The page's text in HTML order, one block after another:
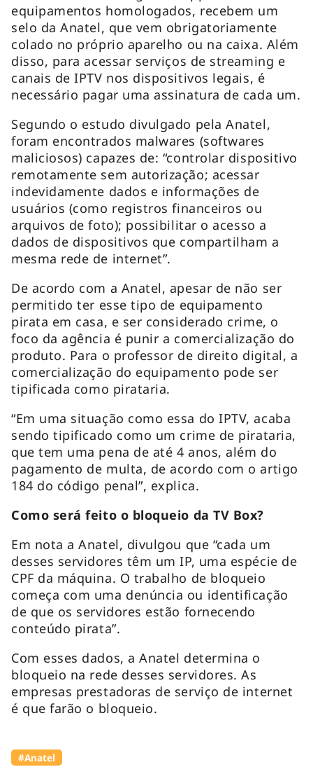
equipamentos homologados, recebem um
selo da Anatel, que vem obrigatoriamente
colado no próprio aparelho ou na caixa. Além
disso, para acessar serviços de streaming e
canais de IPTV nos dispositivos legais, é
necessário pagar uma assinatura de cada um.
Segundo o estudo divulgado pela Anatel,
foram encontrados malwares (softwares
maliciosos) capazes de: “controlar dispositivo
remotamente sem autorização; acessar
indevidamente dados e informações de
usuários (como registros financeiros ou
arquivos de foto); possibilitar o acesso a
dados de dispositivos que compartilham a
mesma rede de internet”.
De acordo com a Anatel, apesar de não ser
permitido ter esse tipo de equipamento
pirata em casa, e ser considerado crime, o
foco da agência é punir a comercialização do
produto. Para o professor de direito digital, a
comercialização do equipamento pode ser
tipificada como pirataria.
“Em uma situação como essa do IPTV, acaba
sendo tipificado como um crime de pirataria,
que tem uma pena de até 4 anos, além do
pagamento de multa, de acordo com o artigo
184 do código penal”, explica.
Como será feito o bloqueio da TV Box?
Em nota a Anatel, divulgou que “cada um
desses servidores têm um IP, uma espécie de
CPF da máquina. O trabalho de bloqueio
começa com uma denúncia ou identificação
de que os servidores estão fornecendo
conteúdo pirata”.
Com esses dados, a Anatel determina o
bloqueio na rede desses servidores. As
empresas prestadoras de serviço de internet
é que farão o bloqueio.
#Anatel